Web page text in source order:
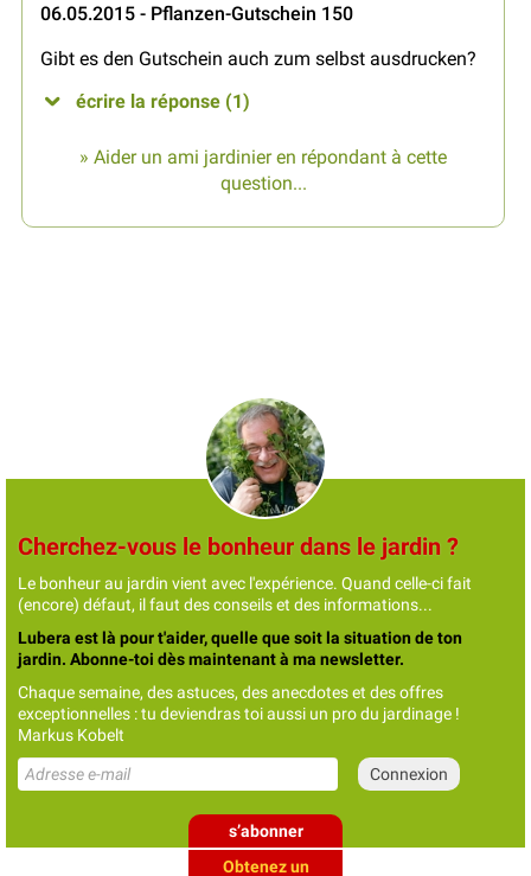
06.05.2015 - Pflanzen-Gutschein 150
Gibt es den Gutschein auch zum selbst ausdrucken?
écrire la réponse (1)
» Aider un ami jardinier en répondant à cette
question...
Cherchez-vous le bonheur dans le jardin ?
Le bonheur au jardin vient avec l'expérience. Quand celle-ci fait
(encore) défaut, il faut des conseils et des informations...
Lubera est là pour t'aider, quelle que soit la situation de ton
jardin. Abonne-toi dès maintenant à ma newsletter.
Chaque semaine, des astuces, des anecdotes et des offres
exceptionnelles : tu deviendras toi aussi un pro du jardinage !
Markus Kobelt
s’abonner
Obtenez un